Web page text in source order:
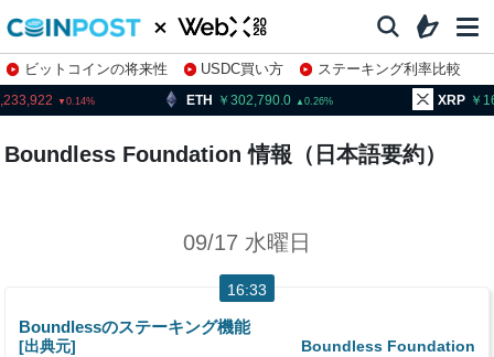
ビットコインの将来性 USDC買い方
ステーキング利率比較
株特集・関連銘柄
0.14 ETH 302,790.0 0.26 XRP
Boundless Foundation 情報（日本語要約）
09/17 水曜日
16:33
Boundlessのステーキング機能
[出典元] Boundless Foundation